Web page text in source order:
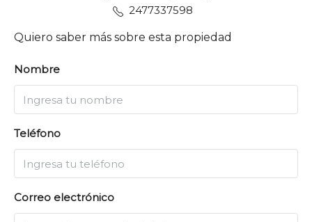
2477337598
Quiero saber más sobre esta propiedad
Nombre
Teléfono
Correo electrónico